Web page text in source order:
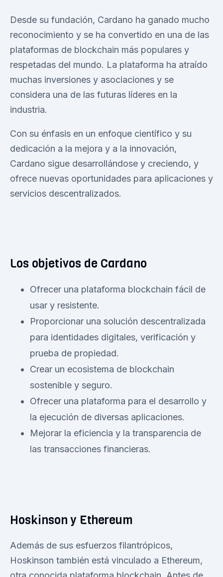
Desde su fundación, Cardano ha ganado mucho
reconocimiento y se ha convertido en una de las
plataformas de blockchain más populares y
respetadas del mundo. La plataforma ha atraído
muchas inversiones y asociaciones y se
considera una de las futuras líderes en la
industria.
Con su énfasis en un enfoque científico y su
dedicación a la mejora y a la innovación,
Cardano sigue desarrollándose y creciendo, y
ofrece nuevas oportunidades para aplicaciones y
servicios descentralizados.
Los objetivos de Cardano
Ofrecer una plataforma blockchain fácil de
usar y resistente.
Proporcionar una solución descentralizada
para identidades digitales, verificación y
prueba de propiedad.
Crear un ecosistema de blockchain
sostenible y seguro.
Ofrecer una plataforma para el desarrollo y
la ejecución de diversas aplicaciones.
Mejorar la eficiencia y la transparencia de
las transacciones financieras.
Hoskinson y Ethereum
Además de sus esfuerzos filantrópicos,
Hoskinson también está vinculado a Ethereum,